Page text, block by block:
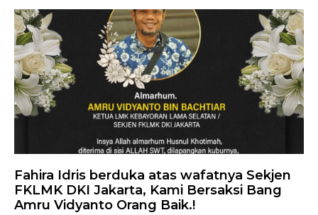
Fahira Idris berduka atas wafatnya Sekjen
FKLMK DKI Jakarta, Kami Bersaksi Bang
Amru Vidyanto Orang Baik.!